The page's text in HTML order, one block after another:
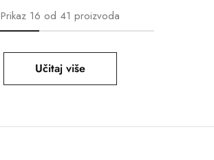
Prikaz16 od 41 proizvoda
Učitaj više